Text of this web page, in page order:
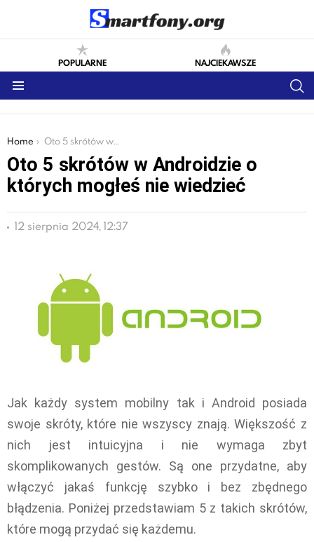
POPULARNE NAJCIEKAWSZE
You are here:
Home Oto 5 skrótów w Androidzie o których mogłeś nie wiedzieć
Oto 5 skrótów w Androidzie o
których mogłeś nie wiedzieć
12 sierpnia 2024, 12:37
Jak każdy system mobilny tak i Android posiada
swoje skróty, które nie wszyscy znają. Większość z
nich jest intuicyjna i nie wymaga zbyt
skomplikowanych gestów. Są one przydatne, aby
włączyć jakaś funkcję szybko i bez zbędnego
błądzenia. Poniżej przedstawiam 5 z takich skrótów,
które mogą przydać się każdemu.